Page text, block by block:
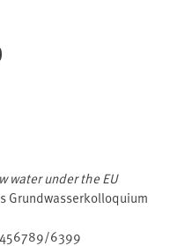
water under the EU
Grundwasserkolloquium
6399